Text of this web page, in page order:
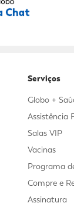
Serviços
Globo +
Assistência
Salas VIP
Vacinas
Programa
Compre e
Assinatura